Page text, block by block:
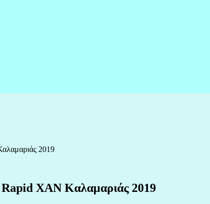
2019
Rapid ΧΑΝ Καλαμαριάς 2019